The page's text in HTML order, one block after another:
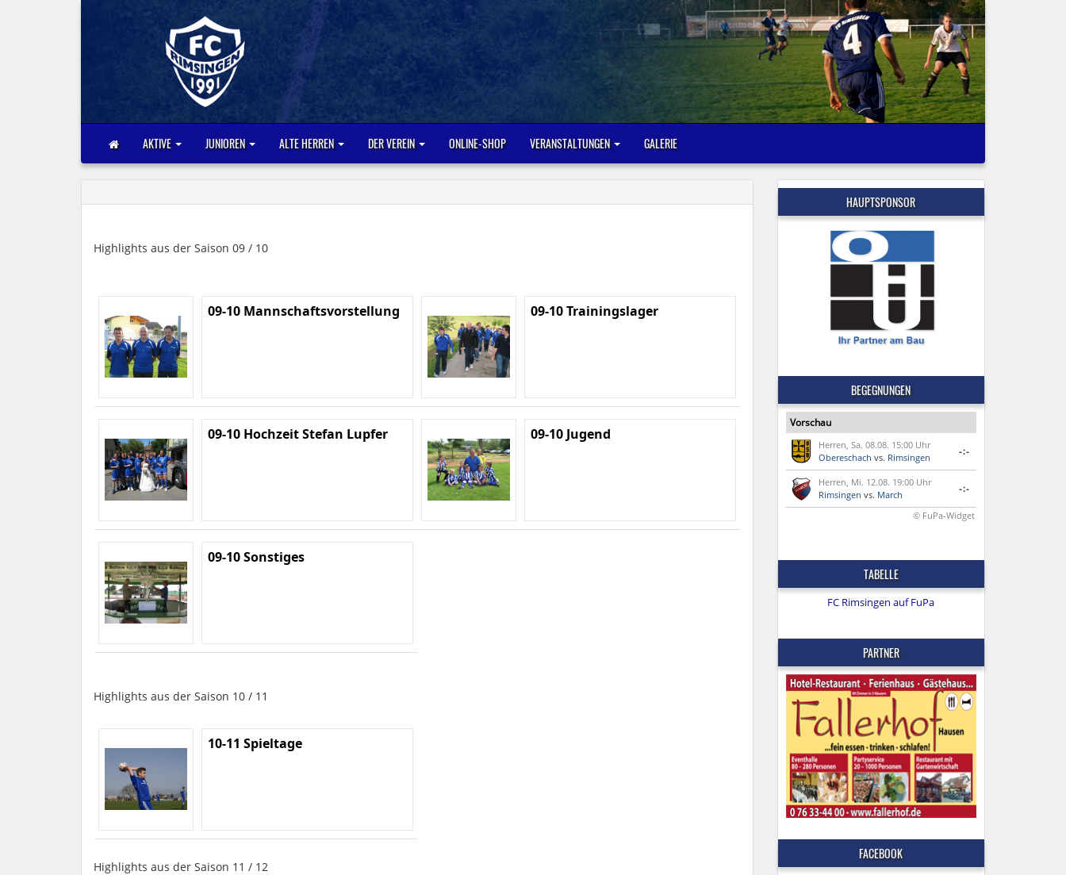
AKTIVE JUNIOREN ALTE HERREN DER VEREIN ONLINE-SHOP VERANSTALTUNGEN GALERIE
Highlights aus der Saison 09 / 10
09-10 Mannschaftsvorstellung 09-10 Trainingslager
09-10 Hochzeit Stefan Lupfer 09-10 Jugend
09-10 Sonstiges
Highlights aus der Saison 10 / 11
10-11 Spieltage
Highlights aus der Saison 11 / 12
HAUPTSPONSOR
BEGEGNUNGEN
Vorschau
Herren, Sa. 08.08. 15:00 Uhr
Obereschach vs. Rimsingen
-:-
Herren, Mi. 12.08. 19:00 Uhr
Rimsingen vs. March
-:-
© FuPa-Widget
TABELLE
FC Rimsingen auf FuPa
PARTNER
FACEBOOK